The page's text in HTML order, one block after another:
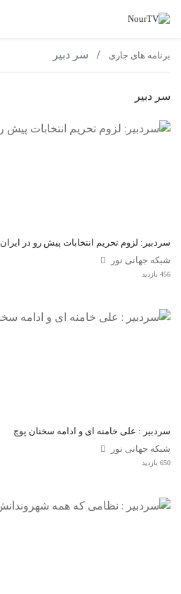
برنامه های جاری سر دبیر
سر دبیر
سردبیر: لزوم تحریم انتخابات پیش رو در ایران
شبکه جهانی نور
456 بازدید
سردبیر : علی خامنه ای و ادامه سخنان پوچ
شبکه جهانی نور
650 بازدید